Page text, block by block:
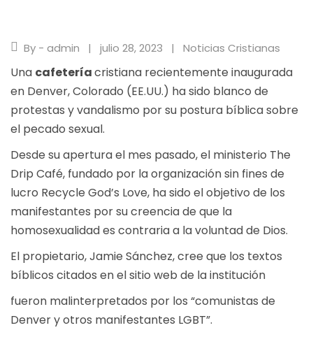
By - admin julio 28, 2023 Noticias Cristianas
Una cafeteríacristiana recientemente inaugurada
en Denver, Colorado (EE.UU.) ha sido blanco de
protestas y vandalismo por su postura bíblica sobre
el pecado sexual.
Desde su apertura el mes pasado, el ministerio The
Drip Café, fundado por la organización sin fines de
lucro Recycle God’s Love, ha sido el objetivo de los
manifestantes por su creencia de que la
homosexualidad es contraria a la voluntad de Dios.
El propietario, Jamie Sánchez, cree que los textos
bíblicos citados en el sitio web de la institución
fueron malinterpretados por los “comunistas de
Denver y otros manifestantes LGBT”.